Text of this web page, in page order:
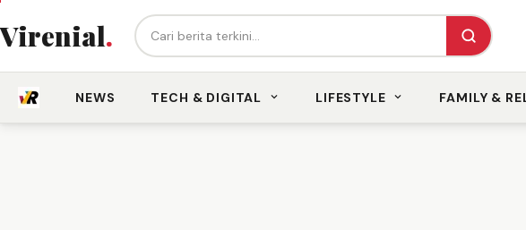
Virenial. Cari berita...
NEWS TECH & DIGITAL LIFESTYLE FAMILY &